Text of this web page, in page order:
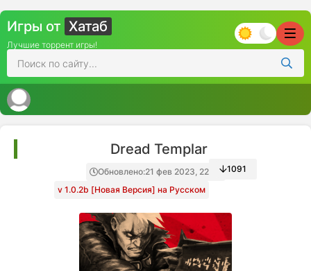
Игры от Хатаб
Лучшие торрент игры!
Dread Templar
Обновлено:21 фев 2023, 22:46
v 1.0.2b [Новая Версия] на Русском
1091